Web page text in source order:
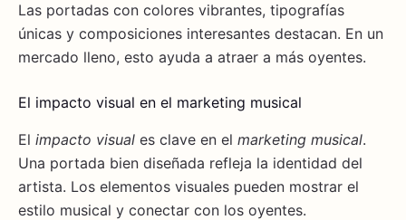
Las portadas con colores vibrantes, tipografías
únicas y composiciones interesantes destacan. En un
mercado lleno, esto ayuda a atraer a más oyentes.
El impacto visual en el marketing musical
El impacto visual es clave en el marketing musical.
Una portada bien diseñada refleja la identidad del
artista. Los elementos visuales pueden mostrar el
estilo musical y conectar con los oyentes.